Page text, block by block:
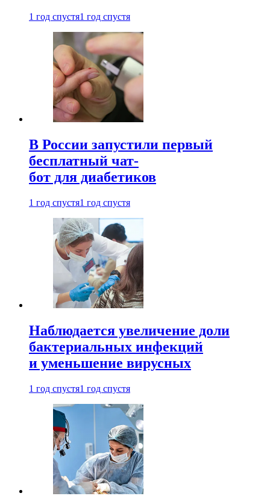
1 год спустя1 год спустя
В России запустили первый
бесплатный чат-
бот для диабетиков
1 год спустя1 год спустя
Наблюдается увеличение доли
бактериальных инфекций
и уменьшение вирусных
1 год спустя1 год спустя